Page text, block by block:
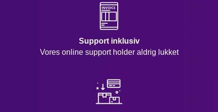
Support inklusiv
Vores online support holder aldrig lukket